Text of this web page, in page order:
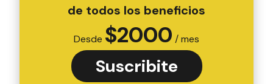
de todos los beneficios
Desde $2000 / mes
Suscribite